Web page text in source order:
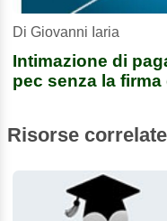
Di Giovanni Iaria
Intimazione di
pec senza la
Risorse